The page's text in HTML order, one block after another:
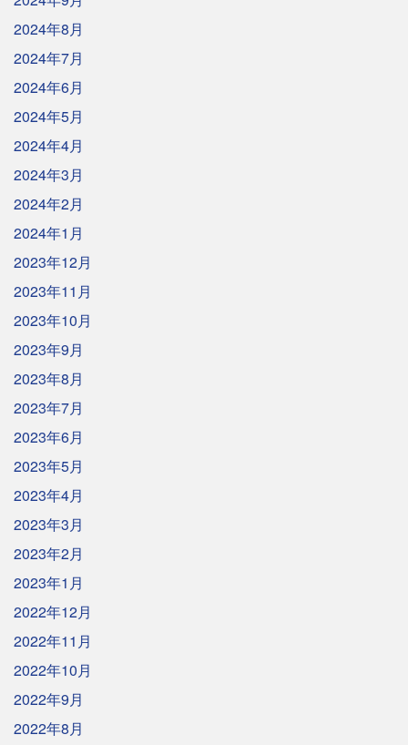
2024年8月
2024年7月
2024年6月
2024年5月
2024年4月
2024年3月
2024年2月
2024年1月
2023年12月
2023年11月
2023年10月
2023年9月
2023年8月
2023年7月
2023年6月
2023年5月
2023年4月
2023年3月
2023年2月
2023年1月
2022年12月
2022年11月
2022年10月
2022年9月
2022年8月